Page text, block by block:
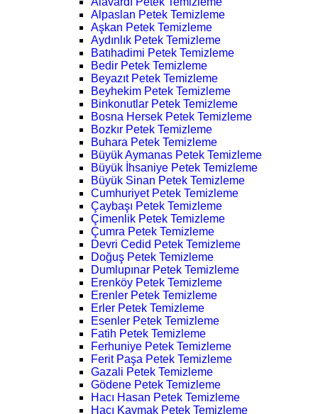
Alpaslan Petek Temizleme
Aşkan Petek Temizleme
Aydınlık Petek Temizleme
Batıhadimi Petek Temizleme
Bedir Petek Temizleme
Beyazıt Petek Temizleme
Beyhekim Petek Temizleme
Binkonutlar Petek Temizleme
Bosna Hersek Petek Temizleme
Bozkır Petek Temizleme
Buhara Petek Temizleme
Büyük Aymanas Petek Temizleme
Büyük İhsaniye Petek Temizleme
Büyük Sinan Petek Temizleme
Cumhuriyet Petek Temizleme
Çaybaşı Petek Temizleme
Çimenlik Petek Temizleme
Çumra Petek Temizleme
Devri Cedid Petek Temizleme
Doğuş Petek Temizleme
Dumlupınar Petek Temizleme
Erenköy Petek Temizleme
Erenler Petek Temizleme
Erler Petek Temizleme
Esenler Petek Temizleme
Fatih Petek Temizleme
Ferhuniye Petek Temizleme
Ferit Paşa Petek Temizleme
Gazali Petek Temizleme
Gödene Petek Temizleme
Hacı Hasan Petek Temizleme
Hacı Kaymak Petek Temizleme